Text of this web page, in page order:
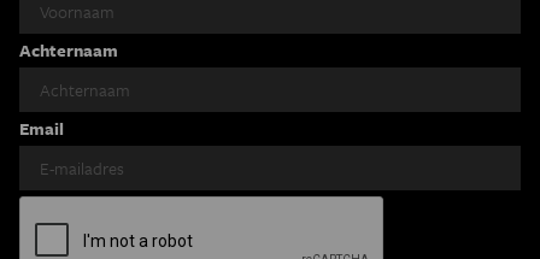
Achternaam
Email